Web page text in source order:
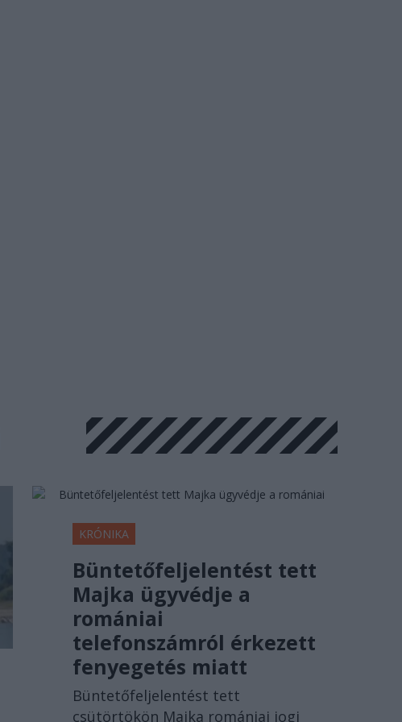
KRÓNIKA
Büntetőfeljelentést tett
Majka ügyvédje a
romániai
telefonszámról érkezett
fenyegetés miatt
Büntetőfeljelentést tett
csütörtökön Majka romániai jogi